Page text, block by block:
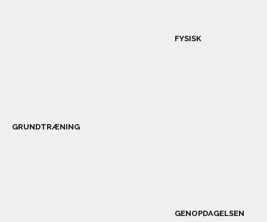
FYSISK
GRUNDTRÆNING
GENOPDAGELSEN